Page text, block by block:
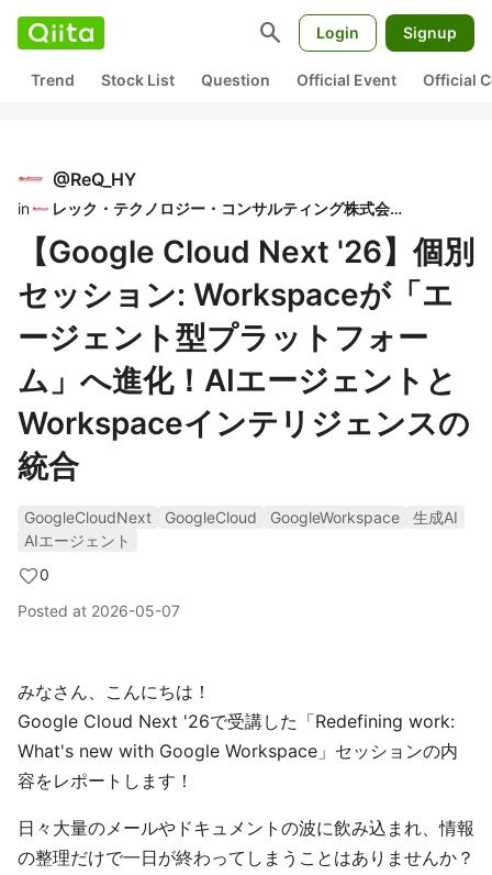
search Login Signup
Trend Stock List Question Official Event Official
@ReQ_HY
in レック・テクノロジー・コンサルティング株式会社
【Google Cloud Next '26】個別
セッション: Workspaceが「エ
ージェント型プラットフォー
ム」へ進化！AIエージェントと
Workspaceインテリジェンスの
統合
GoogleCloudNext GoogleCloud GoogleWorkspace
生成AI
AIエージェント
0
Posted at 2026-05-07
みなさん、こんにちは！
Google Cloud Next '26で受講した「Redefining work:
What's new with Google Workspace」セッションの内
容をレポートします！
日々大量のメールやドキュメントの波に飲み込まれ、情報
の整理だけで一日が終わってしまうことはありませんか？